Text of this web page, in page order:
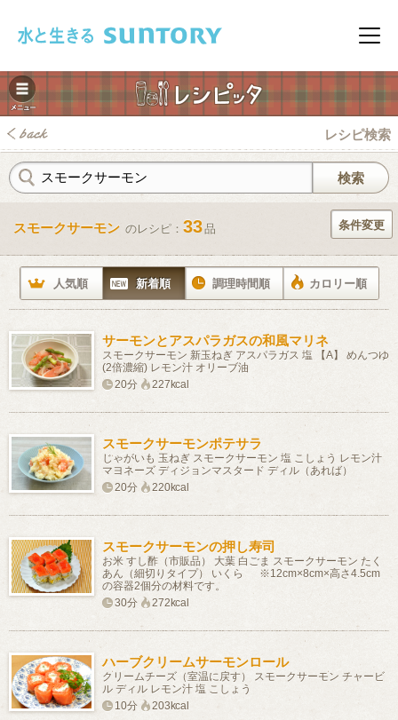
メニ
レシピ検索
スモークサーモン のレシピ： 33品 条件変更
人気順 新着順 調理時間順 カロリー順
サーモンとアスパラガスの和風マリネ
スモークサーモン 新玉ねぎ アスパラガス 塩 【A】 めんつゆ
(2倍濃縮) レモン汁 オリーブ油
20分
227kcal
スモークサーモンポテサラ
じゃがいも 玉ねぎ スモークサーモン 塩 こしょう レモン汁
マヨネーズ ディジョンマスタード ディル（あれば）
20分
220kcal
スモークサーモンの押し寿司
お米 すし酢（市販品） 大葉 白ごま スモークサーモン たく
あん（細切りタイプ） いくら ※12cm×8cm×高さ4.5cm
の容器2個分の材料です。
30分
272kcal
ハーブクリームサーモンロール
クリームチーズ（室温に戻す） スモークサーモン チャービ
ル ディル レモン汁 塩 こしょう
10分
203kcal